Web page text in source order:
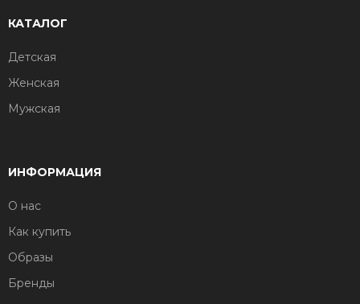
КАТАЛОГ
Детская
Женская
Мужская
ИНФОРМАЦИЯ
О нас
Как купить
Образы
Бренды